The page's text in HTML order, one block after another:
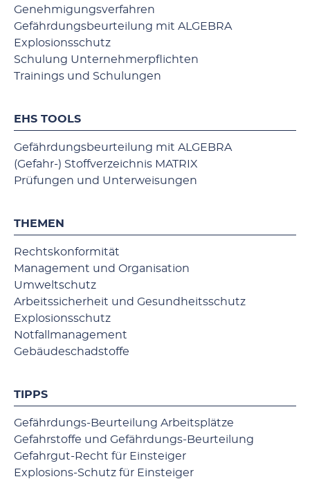
Genehmigungsverfahren
Gefährdungsbeurteilung mit ALGEBRA
Explosionsschutz
Schulung Unternehmerpflichten
Trainings und Schulungen
EHS TOOLS
Gefährdungsbeurteilung mit ALGEBRA
(Gefahr-) Stoffverzeichnis MATRIX
Prüfungen und Unterweisungen
THEMEN
Rechtskonformität
Management und Organisation
Umweltschutz
Arbeitssicherheit und Gesundheitsschutz
Explosionsschutz
Notfallmanagement
Gebäudeschadstoffe
TIPPS
Gefährdungs-Beurteilung Arbeitsplätze
Gefahrstoffe und Gefährdungs-Beurteilung
Gefahrgut-Recht für Einsteiger
Explosions-Schutz für Einsteiger